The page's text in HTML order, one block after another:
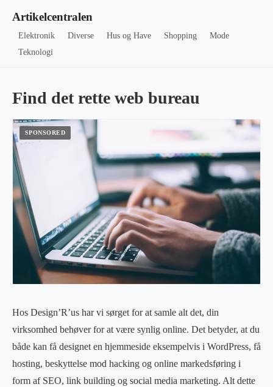
Artikelcentralen
Elektronik Diverse Hus og Have Shopping
Mode
Teknologi
Find det rette web bureau
Hos Design’R’us har vi sørget for at samle alt det, din
virksomhed behøver for at være synlig online. Det betyder, at du
både kan få designet en hjemmeside eksempelvis i WordPress, få
hosting, beskyttelse mod hacking og online markedsføring i
form af SEO, link building og social media marketing. Alt dette